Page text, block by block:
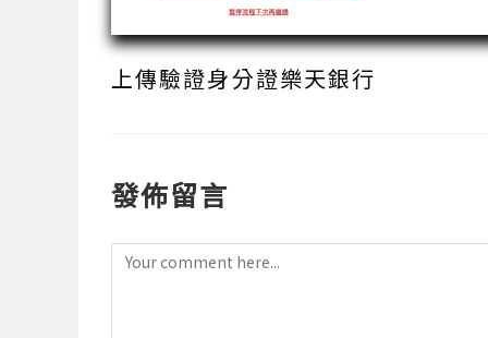
上傳驗證身分證樂天銀行
發佈留言
Comment